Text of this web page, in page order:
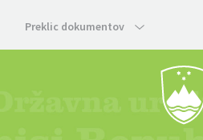
Preklic dokumentov